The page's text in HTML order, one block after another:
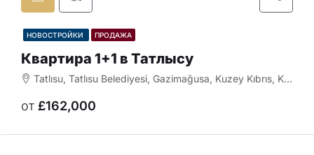
НОВОСТРОЙКИ ПРОДАЖА
Квартира 1+1 в Татлысу
Tatlısu, Tatlısu Belediyesi, Gazimağusa, Kuzey Kıbrıs, Κύπρος - Kıbrıs
от £162,000